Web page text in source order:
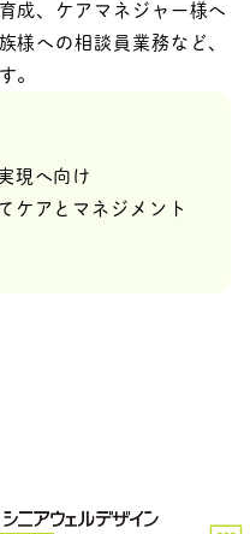
成、ケアマネジャー様へ
様への相談員業務など、
。
現へ向け
ケアとマネジメント